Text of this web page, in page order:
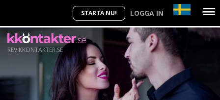
STARTA NU! LOGGA IN
REV.KKONTAKTER.SE